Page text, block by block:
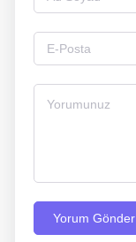
Yorum Gönder